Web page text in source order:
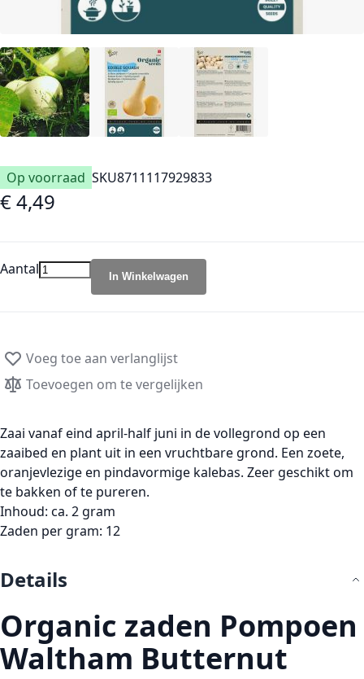
Op voorraad SKU8711117929833
€ 4,49
Aantal In Winkelwagen
Voeg toe aan verlanglijst
Toevoegen om te vergelijken
Zaai vanaf eind april-half juni in de vollegrond op een
zaaibed en plant uit in een vruchtbare grond. Een zoete,
oranjevlezige en pindavormige kalebas. Zeer geschikt om
te bakken of te pureren.
Inhoud: ca. 2 gram
Zaden per gram: 12
Details
Organic zaden Pompoen
Waltham Butternut